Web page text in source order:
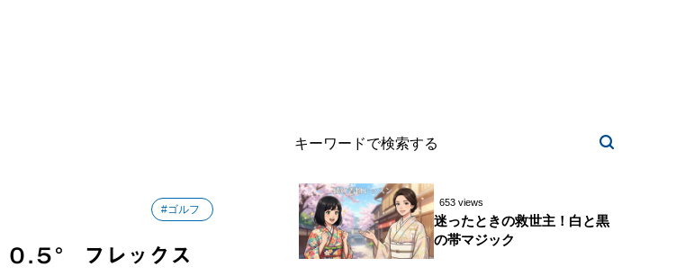
#ゴルフ
０.５° フレックス
653 views
迷ったときの救世主！白と黒
の帯マジック